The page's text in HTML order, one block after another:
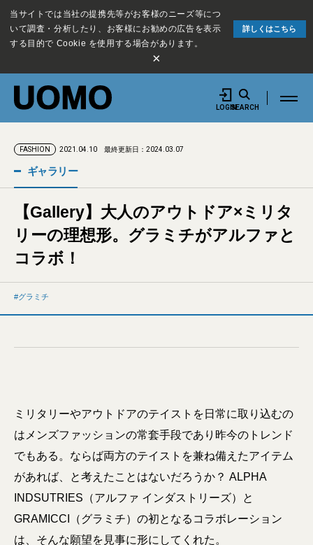
当サイトでは当社の提携先等がお客様のニーズ等につ
いて調査・分析したり、お客様にお勧めの広告を表示
する目的で Cookie を使用する場合があります。
詳しくはこちら
×
LOGINSEARCH
FASHION 2021.04.10 最終更新日：2024.03.07
ギャラリー
【Gallery】大人のアウトドア×ミリタ
リーの理想形。グラミチがアルファと
コラボ！
グラミチ
ミリタリーやアウトドアのテイストを日常に取り込むの
はメンズファッションの常套手段であり昨今のトレンド
でもある。ならば両方のテイストを兼ね備えたアイテム
があれば、と考えたことはないだろうか？ ALPHA
INDSUTRIES（アルファ インダストリーズ）と
GRAMICCI（グラミチ）の初となるコラボレーション
は、そんな願望を見事に形にしてくれた。